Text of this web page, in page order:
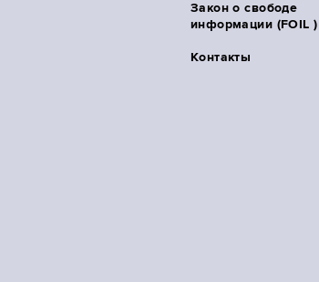
Закон о свободе
информации (FOIL )
Контакты